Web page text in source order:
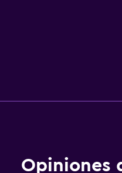
de ruedas
Opiniones